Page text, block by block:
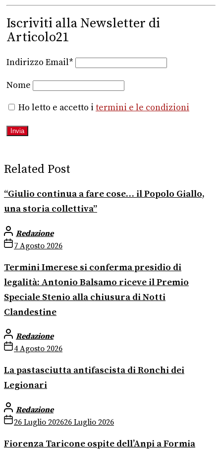
Iscriviti alla Newsletter di
Articolo21
Indirizzo Email*
Nome
Ho letto e accetto i termini e le condizioni
Related Post
“Giulio continua a fare cose… il Popolo Giallo,
una storia collettiva”
Redazione
7 Agosto 2026
Termini Imerese si conferma presidio di
legalità: Antonio Balsamo riceve il Premio
Speciale Stenio alla chiusura di Notti
Clandestine
Redazione
4 Agosto 2026
La pastasciutta antifascista di Ronchi dei
Legionari
Redazione
26 Luglio 202626 Luglio 2026
Fiorenza Taricone ospite dell’Anpi a Formia